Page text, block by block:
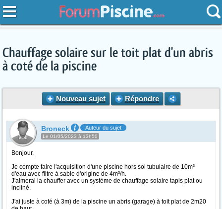
Chauffage solaire sur le toit plat d'un abris
à coté de la piscine
Nouveau sujet Répondre
Broneck Auteur du sujet
Le 01/05/2023 à 13h50
Bonjour,
Je compte faire l'acquisition d'une piscine hors sol tubulaire de 10m³
d'eau avec filtre à sable d'origine de 4m³/h.
J'aimerai la chauffer avec un système de chauffage solaire tapis plat ou
incliné.
J'ai juste à coté (à 3m) de la piscine un abris (garage) à toit plat de 2m20